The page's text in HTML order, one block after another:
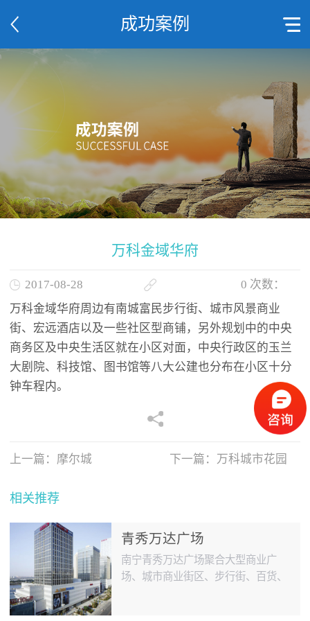
成功案例
万科金域华府
2017-08-28 0 次数：
万科金域华府周边有南城富民步行街、城市风景商业
街、宏远酒店以及一些社区型商铺，另外规划中的中央
商务区及中央生活区就在小区对面，中央行政区的玉兰
大剧院、科技馆、图书馆等八大公建也分布在小区十分
钟车程内。
上一篇： 摩尔城 下一篇： 万科城市花园
相关推荐
青秀万达广场
南宁青秀万达广场聚合大型商业广
场、城市商业街区、步行街、百货、